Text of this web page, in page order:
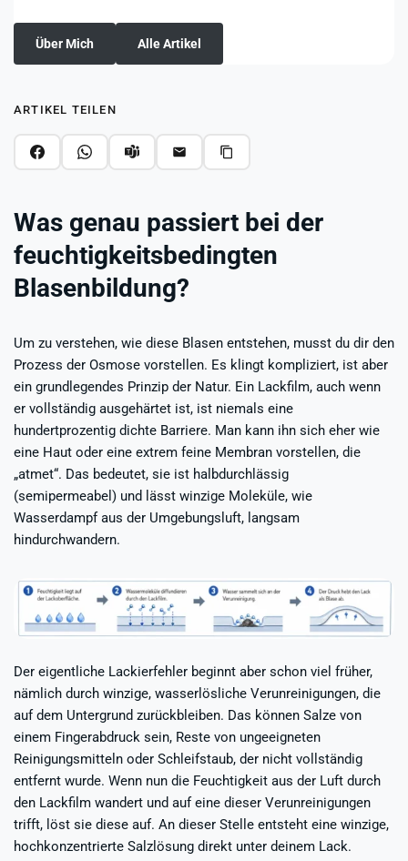
Über Mich Alle Artikel
ARTIKEL TEILEN
Was genau passiert bei der
feuchtigkeitsbedingten
Blasenbildung?
Um zu verstehen, wie diese Blasen entstehen, musst du dir den
Prozess der Osmose vorstellen. Es klingt kompliziert, ist aber
ein grundlegendes Prinzip der Natur. Ein Lackfilm, auch wenn
er vollständig ausgehärtet ist, ist niemals eine
hundertprozentig dichte Barriere. Man kann ihn sich eher wie
eine Haut oder eine extrem feine Membran vorstellen, die
„atmet“. Das bedeutet, sie ist halbdurchlässig
(semipermeabel) und lässt winzige Moleküle, wie
Wasserdampf aus der Umgebungsluft, langsam
hindurchwandern.
Der eigentliche Lackierfehler beginnt aber schon viel früher,
nämlich durch winzige, wasserlösliche Verunreinigungen, die
auf dem Untergrund zurückbleiben. Das können Salze von
einem Fingerabdruck sein, Reste von ungeeigneten
Reinigungsmitteln oder Schleifstaub, der nicht vollständig
entfernt wurde. Wenn nun die Feuchtigkeit aus der Luft durch
den Lackfilm wandert und auf eine dieser Verunreinigungen
trifft, löst sie diese auf. An dieser Stelle entsteht eine winzige,
hochkonzentrierte Salzlösung direkt unter deinem Lack.